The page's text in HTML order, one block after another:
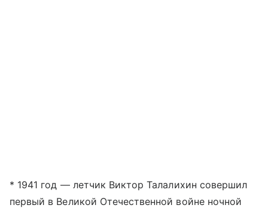
* 1941 год — летчик Виктор Талалихин совершил
первый в Великой Отечественной войне ночной